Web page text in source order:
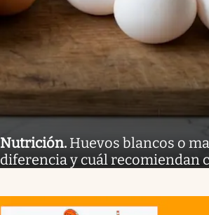
Nutrición. Huevos blancos o
diferencia y cuál recomiendan